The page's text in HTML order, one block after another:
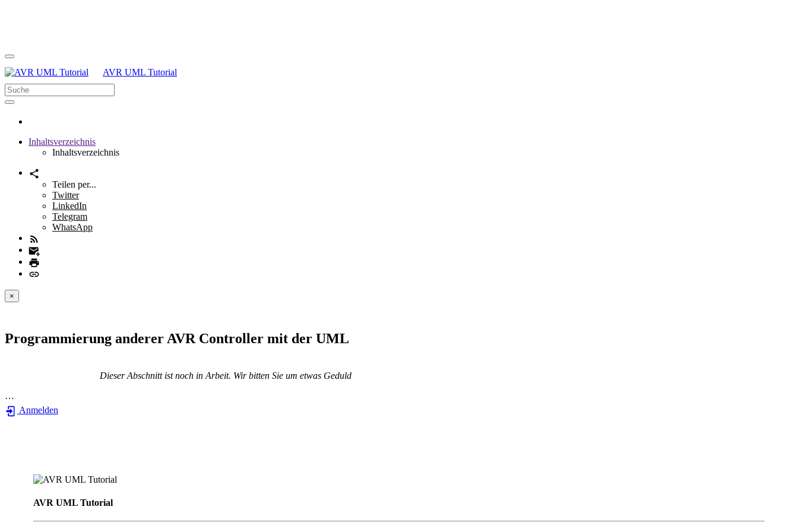
AVR UML Tutorial
Inhaltsverzeichnis
Inhaltsverzeichnis
Teilen per...
Twitter
LinkedIn
Telegram
WhatsApp
×
Programmierung anderer AVR Controller mit der UML
Dieser Abschnitt ist noch in Arbeit. Wir bitten Sie um etwas Geduld
…
Anmelden
AVR UML Tutorial